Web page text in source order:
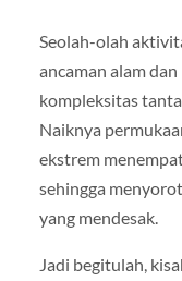
Seolah-olah
ancaman alam
kompleksitas
Naiknya
ekstrem
sehingga
yang mendesak.
Jadi begitulah,